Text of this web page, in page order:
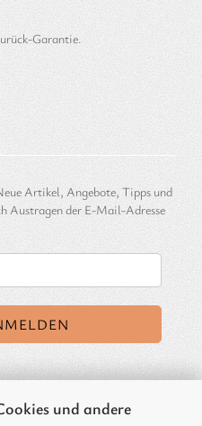
und andere
Garantie.
Artikel, Angebote, Tipps und
Austragen der E-Mail-Adresse